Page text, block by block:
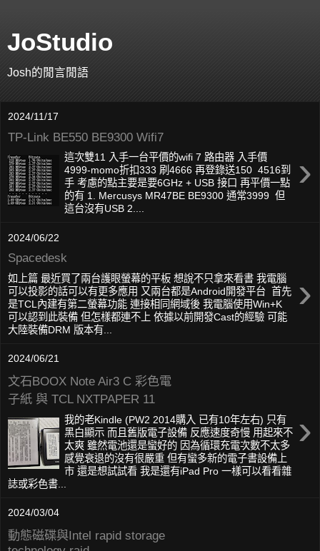
JoStudio
Josh的閒言閒語
2024/11/17
TP-Link BE550 BE9300 Wifi7
›
這次雙11 入手一台平價的wifi 7 路由器 入手價
4999-momo折扣333 刷4666 再登錄送150 4516到
手 考慮的點主要是要6GHz + USB 接口 再平價一點
的有 1. Mercusys MR47BE BE9300 通常3999 但
這台沒有USB 2....
2024/06/22
Spacedesk
›
如上篇 最近買了兩台護眼螢幕的平板 想說不只拿來看書 我電腦
可以投影的話可以有更多應用 又兩台都是Android開發平台 首先
是TCL內建有第二螢幕功能 連接相同網域後 我電腦使用Win+K
可以認到此裝備 但怎樣都連不上 依據以前開發Cast的經驗 可能
大陸裝備DRM 版本有...
2024/06/21
文石BOOX Note Air3 C 彩色電
子紙 與 TCL NXTPAPER 11
›
我的老Kindle (PW2 2014購入 已有10年左右) 只有
黑白顯示 而且舊版電子設備 反應速度奇慢 用起來不
太爽 雖然電池還是蠻好的 因為循環充電次數不太多
感覺衰退的沒有很嚴重 但有蠻多新的電子書設備上
市 還是想試試看 我是還有iPad Pro 一樣可以看看雜
誌或彩色書...
2024/03/04
動態磁碟與Intel rapid storage